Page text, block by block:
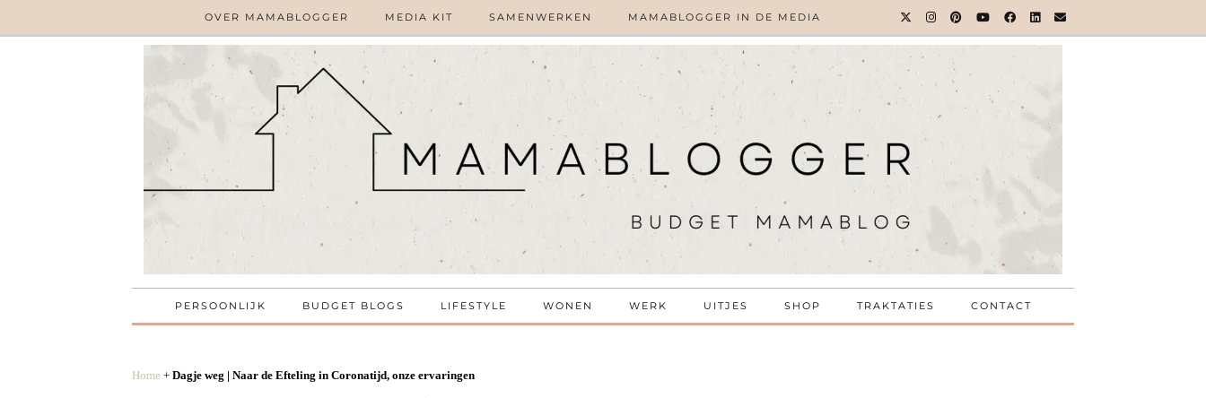
OVER MAMABLOGGER MEDIA KIT SAMENWERKEN MAMABLOGGER IN DE MEDIA
PERSOONLIJK BUDGET BLOGS LIFESTYLE WONEN WERK UITJES SHOP TRAKTATIES CONTACT
Home + Dagje weg | Naar de Efteling in Coronatijd, onze ervaringen